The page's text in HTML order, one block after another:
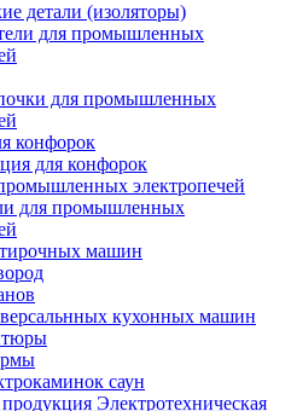
детали (изоляторы)
для промышленных
для промышленных
конфорок
для конфорок
электропечей
для промышленных
машин
кухонных машин
саун
Электротехническая